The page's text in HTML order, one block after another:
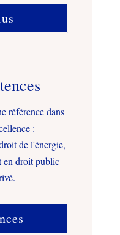
référence dans
:
de l'énergie,
en droit public